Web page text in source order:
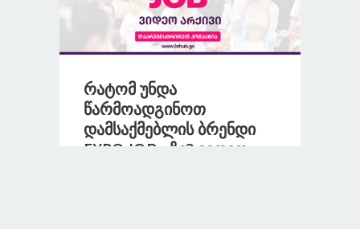
Რატომ Უნდა
Წარმოადგინოთ
Დამსაქმებლის Ბრენდი
EXPO JOB - Ზე? Ვიდეო